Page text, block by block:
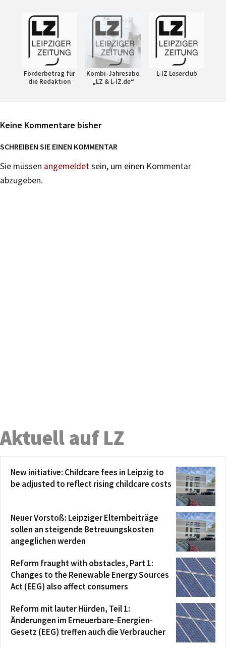
Förderbetrag für
die Redaktion
Kombi-Jahresabo
„LZ & L-IZ.de“
L-IZ Leserclub
Keine Kommentare bisher
SCHREIBEN SIE EINEN KOMMENTAR
Sie müssen angemeldetsein, um einen Kommentar
abzugeben.
Aktuell auf LZ
New initiative: Childcare fees in Leipzig to
be adjusted to reflect rising childcare costs
Neuer Vorstoß: Leipziger Elternbeiträge
sollen an steigende Betreuungskosten
angeglichen werden
Reform fraught with obstacles, Part 1:
Changes to the Renewable Energy Sources
Act (EEG) also affect consumers
Reform mit lauter Hürden, Teil 1:
Änderungen im Erneuerbare-Energien-
Gesetz (EEG) treffen auch die Verbraucher